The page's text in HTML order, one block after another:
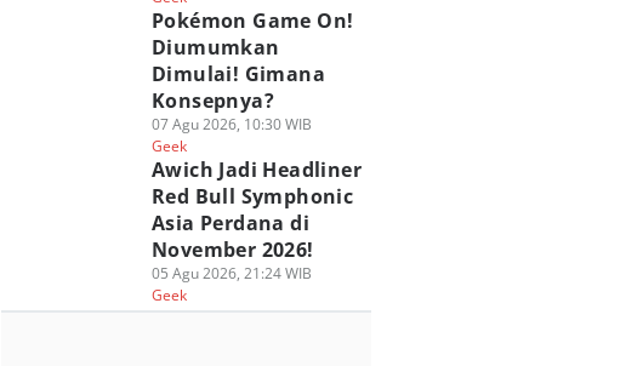
Pokémon Game On!
Diumumkan
Dimulai! Gimana
Konsepnya?
07 Agu 2026, 10:30 WIB
Geek
Awich Jadi Headliner
Red Bull Symphonic
Asia Perdana di
November 2026!
05 Agu 2026, 21:24 WIB
Geek